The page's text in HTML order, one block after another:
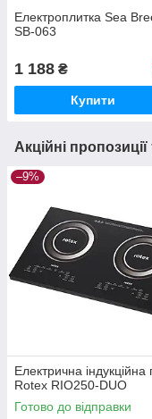
Електроплитка Sea
SB-063
1 188 ₴
Купити
Акційні
–9%
Електрична індукційна
Rotex RIO250-DUO
Готово до відправки